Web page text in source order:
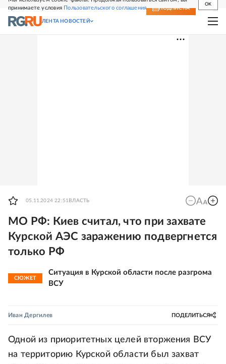
принимаете условия Пользовательского соглашения
OK
СВЕЖИЙ НОМЕР ПОДПИСКА
ЛЕНТА НОВОСТЕЙ
05.11.2024 22:51 ВЛАСТЬ
МО РФ: Киев считал, что при захвате
Курской АЭС заражению подвергнется
только РФ
СЮЖЕТ
Ситуация в Курской области после разгрома
ВСУ
Иван Дергилев ПОДЕЛИТЬСЯ
Одной из приоритетных целей вторжения ВСУ
на территорию Курской области был захват